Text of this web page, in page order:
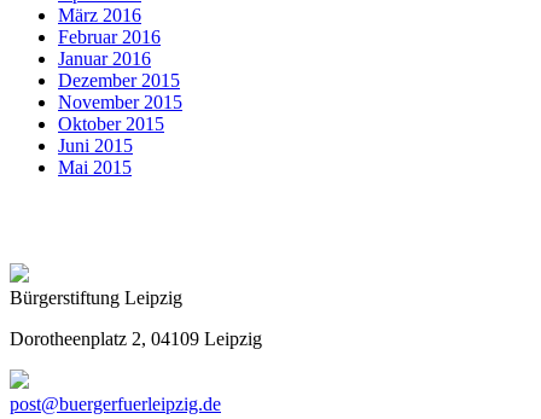
März 2016
Februar 2016
Januar 2016
Dezember 2015
November 2015
Oktober 2015
Juni 2015
Mai 2015
Bürgerstiftung Leipzig
Dorotheenplatz 2, 04109 Leipzig
post@buergerfuerleipzig.de